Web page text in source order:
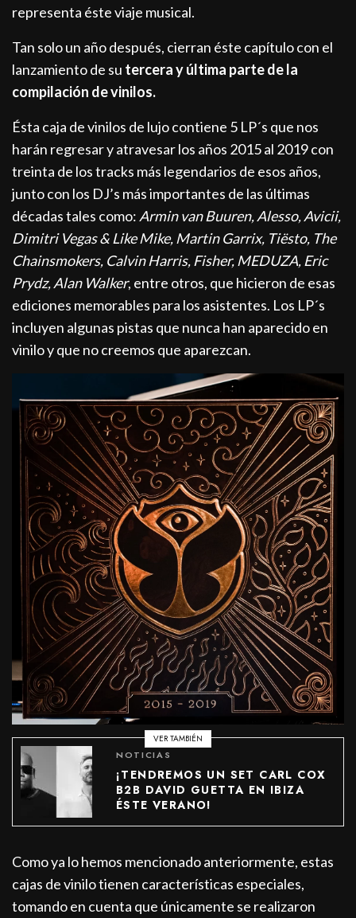
representa éste viaje musical.
Tan solo un año después, cierran éste capítulo con el
lanzamiento de su tercera y última parte de la
compilación de vinilos.
Ésta caja de vinilos de lujo contiene 5 LP´s que nos
harán regresar y atravesar los años 2015 al 2019 con
treinta de los tracks más legendarios de esos años,
junto con los DJ’s más importantes de las últimas
décadas tales como: Armin van Buuren, Alesso, Avicii,
Dimitri Vegas & Like Mike, Martin Garrix, Tiësto, The
Chainsmokers, Calvin Harris, Fisher, MEDUZA, Eric
Prydz, Alan Walker, entre otros, que hicieron de esas
ediciones memorables para los asistentes. Los LP´s
incluyen algunas pistas que nunca han aparecido en
vinilo y que no creemos que aparezcan.
VER TAMBIÉN
NOTICIAS
¡TENDREMOS UN SET CARL COX
B2B DAVID GUETTA EN IBIZA
ÉSTE VERANO!
Como ya lo hemos mencionado anteriormente, estas
cajas de vinilo tienen características especiales,
tomando en cuenta que únicamente se realizaron